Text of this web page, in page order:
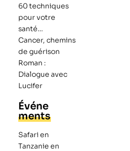
60 techniques
pour votre
santé…
Cancer, chemins
de guérison
Roman :
Dialogue avec
Lucifer
Événe
ments
Safari en
Tanzanie en